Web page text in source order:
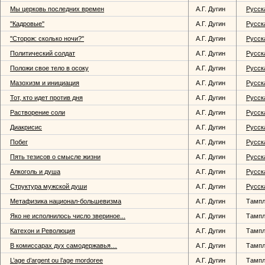
Мы церковь последних времен А.Г. Дугин
''Кадровые'' А.Г. Дугин
''Сторож: сколько ночи?'' А.Г. Дугин
Политический солдат А.Г. Дугин
Положи свое тело в осоку А.Г. Дугин
Мазохизм и инициация А.Г. Дугин
Тот, кто идет против дня А.Г. Дугин
Растворение соли А.Г. Дугин
Диакрисис А.Г. Дугин
Побег А.Г. Дугин
Пять тезисов о смысле жизни А.Г. Дугин
Алкоголь и душа А.Г. Дугин
Структура мужской души А.Г. Дугин
Метафизика национал-большевизма А.Г. Дугин
Яко не исполнилось число звериное... А.Г. Дугин
Катехон и Революция А.Г. Дугин
В комиссарах дух самодержавья… А.Г. Дугин
L’age d’argent ou l’age mordoree А.Г. Дугин